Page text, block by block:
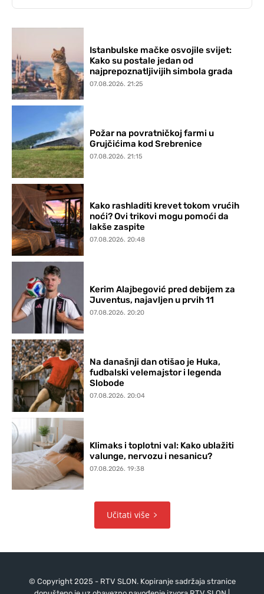
Istanbulske mačke osvojile svijet:
Kako su postale jedan od
najprepoznatljivijih simbola grada
07.08.2026. 21:25
Požar na povratničkoj farmi u
Grujčićima kod Srebrenice
07.08.2026. 21:15
Kako rashladiti krevet tokom vrućih
noći? Ovi trikovi mogu pomoći da
lakše zaspite
07.08.2026. 20:48
Kerim Alajbegović pred debijem za
Juventus, najavljen u prvih 11
07.08.2026. 20:20
Na današnji dan otišao je Huka,
fudbalski velemajstor i legenda
Slobode
07.08.2026. 20:04
Klimaks i toplotni val: Kako ublažiti
valunge, nervozu i nesanicu?
07.08.2026. 19:38
Učitati više
© Copyright 2025 - RTV SLON. Kopiranje sadržaja stranice